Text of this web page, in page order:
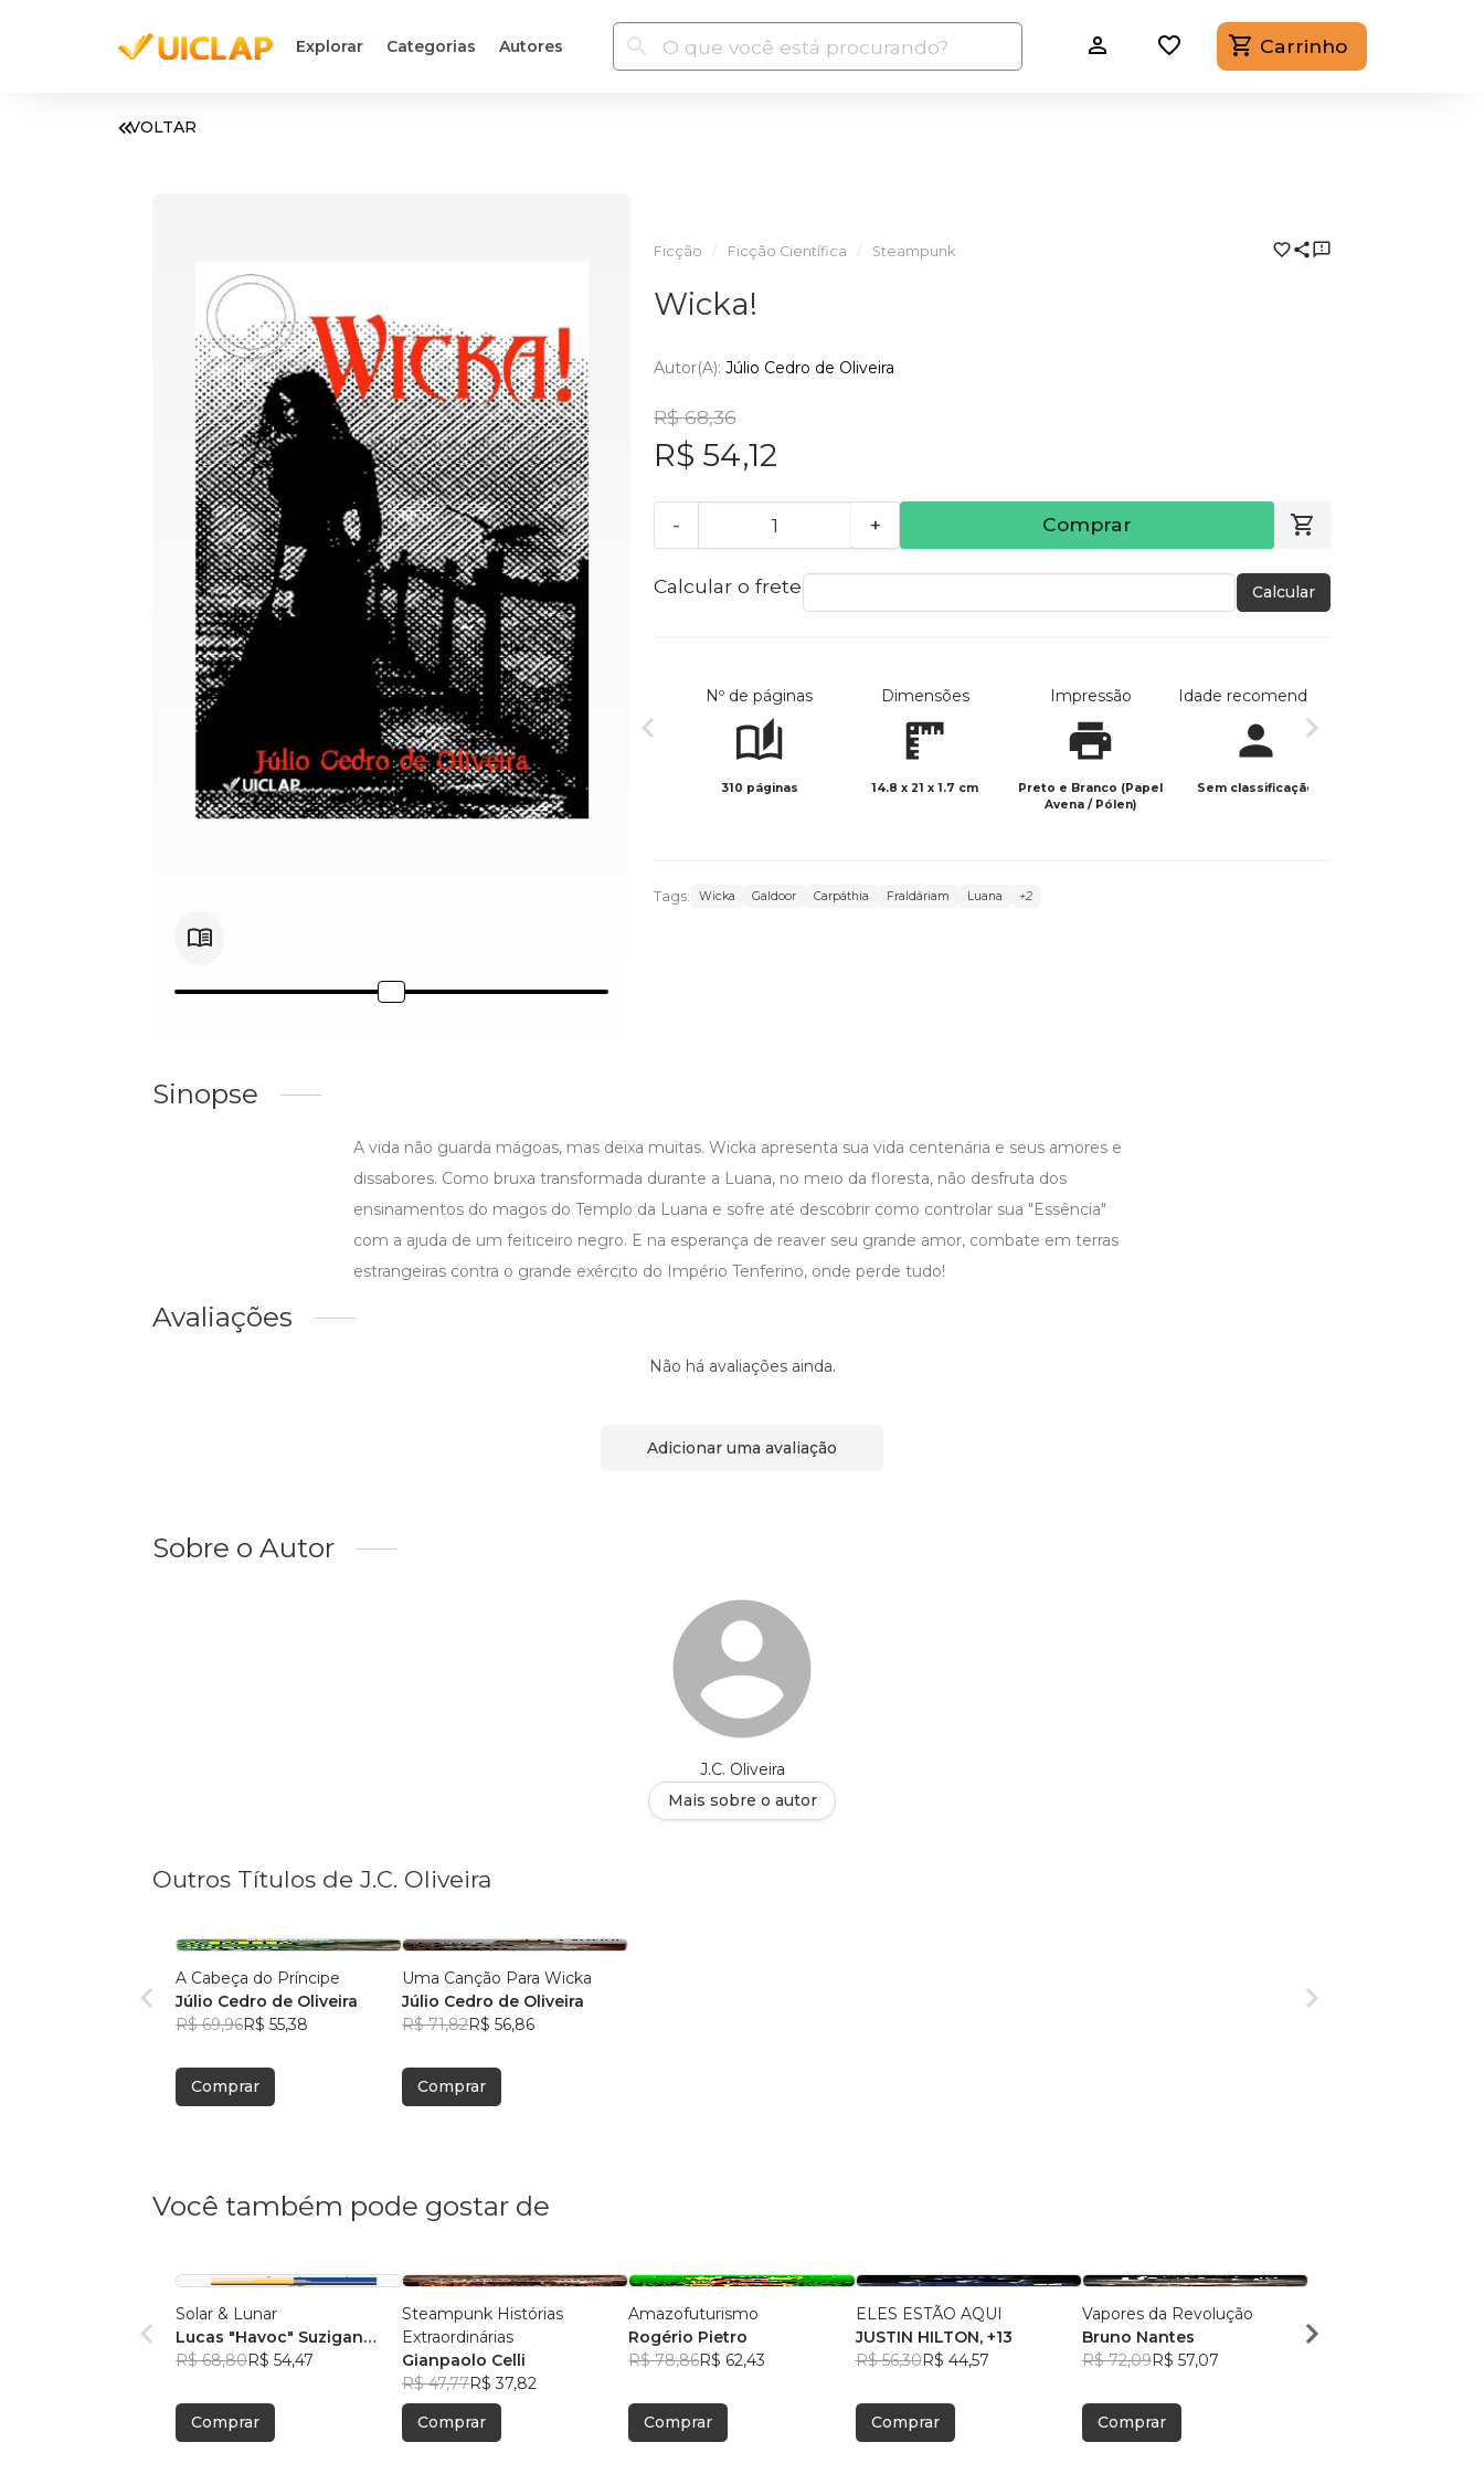
Explorar Categorias Autores Carrinho
VOLTAR
Ficção Ficção Científica Steampunk
Wicka!
Autor(a): Júlio Cedro de Oliveira
R$ 68,36
R$ 54,12
- + Comprar
Calcular o frete Calcular
Nº de páginas
310 páginas
Dimensões
14.8 x 21 x 1.7 cm
Impressão
Preto e Branco (Papel
Avena / Pólen)
Idade recomendada
Sem classificação
Tags: Wicka Galdoor Carpáthia Fraldáriam Luana +2
Sinopse
A vida não guarda mágoas, mas deixa muitas. Wicka apresenta sua vida centenária e seus amores e
dissabores. Como bruxa transformada durante a Luana, no meio da floresta, não desfruta dos
ensinamentos do magos do Templo da Luana e sofre até descobrir como controlar sua "Essência"
com a ajuda de um feiticeiro negro. E na esperança de reaver seu grande amor, combate em terras
estrangeiras contra o grande exército do Império Tenferino, onde perde tudo!
Avaliações
Não há avaliações ainda.
Adicionar uma avaliação
Sobre o Autor
J.C. Oliveira
Mais sobre o autor
Outros Títulos de J.C. Oliveira
A Cabeça do Príncipe
Júlio Cedro de Oliveira
R$ 69,96R$ 55,38
Comprar
Uma Canção Para Wicka
Júlio Cedro de Oliveira
R$ 71,82R$ 56,86
Comprar
Você também pode gostar de
Solar & Lunar
Lucas "Havoc" Suzigan
(organizador)
R$ 68,80R$ 54,47
Comprar
Steampunk Histórias
Extraordinárias
Gianpaolo Celli
R$ 47,77R$ 37,82
Comprar
Amazofuturismo
Rogério Pietro
R$ 78,86R$ 62,43
Comprar
ELES ESTÃO AQUI
JUSTIN HILTON, +13
R$ 56,30R$ 44,57
Comprar
Vapores da Revolução
Bruno Nantes
R$ 72,09R$ 57,07
Comprar
FANTÁSTICAS